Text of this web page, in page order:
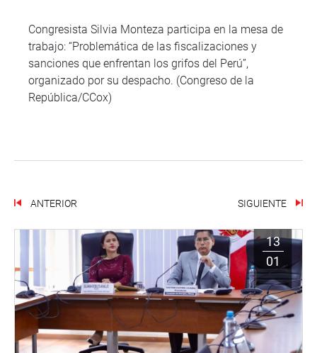
Congresista Silvia Monteza participa en la mesa de
trabajo: “Problemática de las fiscalizaciones y
sanciones que enfrentan los grifos del Perú”,
organizado por su despacho. (Congreso de la
República/CCox)
ANTERIOR SIGUIENTE
13
01